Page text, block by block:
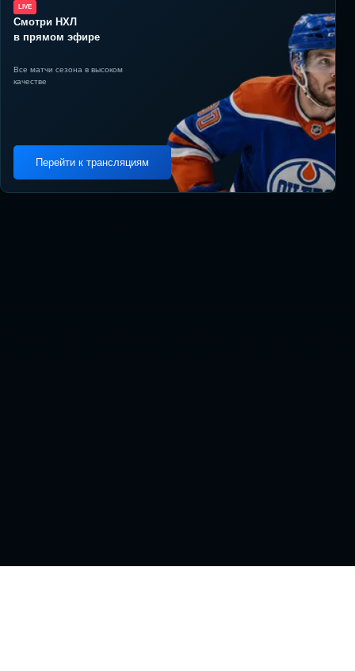
LIVE
Смотри НХЛ
в прямом эфире
Все матчи сезона в высоком
качестве
Перейти к трансляциям